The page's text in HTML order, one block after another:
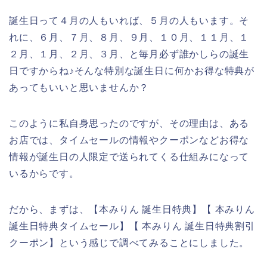
誕生日って４月の人もいれば、５月の人もいます。そ
れに、６月、７月、８月、９月、１０月、１１月、１
２月、１月、２月、３月、と毎月必ず誰かしらの誕生
日ですからね♪そんな特別な誕生日に何かお得な特典が
あってもいいと思いませんか？
このように私自身思ったのですが、その理由は、ある
お店では、タイムセールの情報やクーポンなどお得な
情報が誕生日の人限定で送られてくる仕組みになって
いるからです。
だから、まずは、【本みりん 誕生日特典】【 本みりん
誕生日特典タイムセール】【 本みりん 誕生日特典割引
クーポン】という感じで調べてみることにしました。